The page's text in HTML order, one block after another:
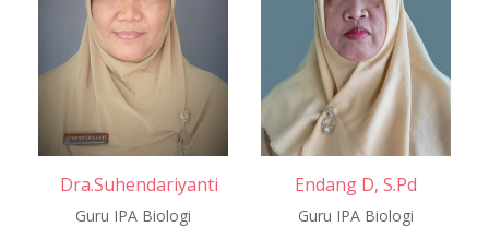
Dra.Suhendariyanti
Guru IPA Biologi
Endang D, S.Pd
Guru IPA Biologi